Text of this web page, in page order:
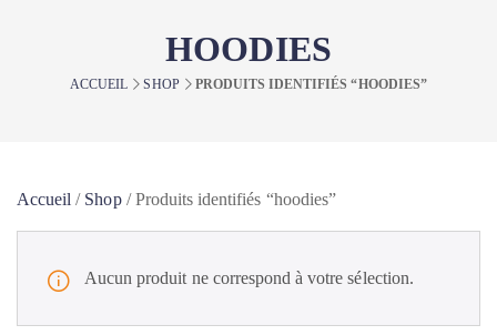
HOODIES
ACCUEIL SHOP PRODUITS IDENTIFIÉS “HOODIES”
Accueil / Shop/Produits identifiés “hoodies”
Aucun produit ne correspond à votre sélection.